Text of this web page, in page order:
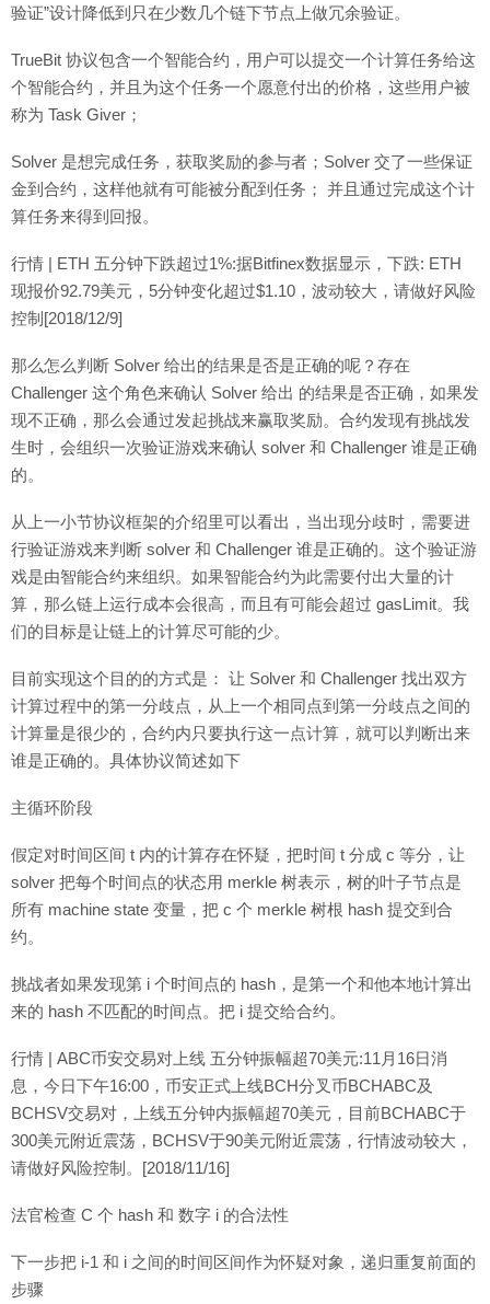
验证”设计降低到只在少数几个链下节点上做冗余验证。
TrueBit 协议包含一个智能合约，用户可以提交一个计算任务给这
个智能合约，并且为这个任务一个愿意付出的价格，这些用户被
称为 Task Giver；
Solver 是想完成任务，获取奖励的参与者；Solver 交了一些保证
金到合约，这样他就有可能被分配到任务； 并且通过完成这个计
算任务来得到回报。
行情 | ETH 五分钟下跌超过1%:据Bitfinex数据显示，下跌: ETH
现报价92.79美元，5分钟变化超过$1.10，波动较大，请做好风险
控制[2018/12/9]
那么怎么判断 Solver 给出的结果是否是正确的呢？存在
Challenger 这个角色来确认 Solver 给出 的结果是否正确，如果发
现不正确，那么会通过发起挑战来赢取奖励。合约发现有挑战发
生时，会组织一次验证游戏来确认 solver 和 Challenger 谁是正确
的。
从上一小节协议框架的介绍里可以看出，当出现分歧时，需要进
行验证游戏来判断 solver 和 Challenger 谁是正确的。这个验证游
戏是由智能合约来组织。如果智能合约为此需要付出大量的计
算，那么链上运行成本会很高，而且有可能会超过 gasLimit。我
们的目标是让链上的计算尽可能的少。
目前实现这个目的的方式是： 让 Solver 和 Challenger 找出双方
计算过程中的第一分歧点，从上一个相同点到第一分歧点之间的
计算量是很少的，合约内只要执行这一点计算，就可以判断出来
谁是正确的。具体协议简述如下
主循环阶段
假定对时间区间 t 内的计算存在怀疑，把时间 t 分成 c 等分，让
solver 把每个时间点的状态用 merkle 树表示，树的叶子节点是
所有 machine state 变量，把 c 个 merkle 树根 hash 提交到合
约。
挑战者如果发现第 i 个时间点的 hash，是第一个和他本地计算出
来的 hash 不匹配的时间点。把 i 提交给合约。
行情 | ABC币安交易对上线 五分钟振幅超70美元:11月16日消
息，今日下午16:00，币安正式上线BCH分叉币BCHABC及
BCHSV交易对，上线五分钟内振幅超70美元，目前BCHABC于
300美元附近震荡，BCHSV于90美元附近震荡，行情波动较大，
请做好风险控制。[2018/11/16]
法官检查 C 个 hash 和 数字 i 的合法性
下一步把 i-1 和 i 之间的时间区间作为怀疑对象，递归重复前面的
步骤